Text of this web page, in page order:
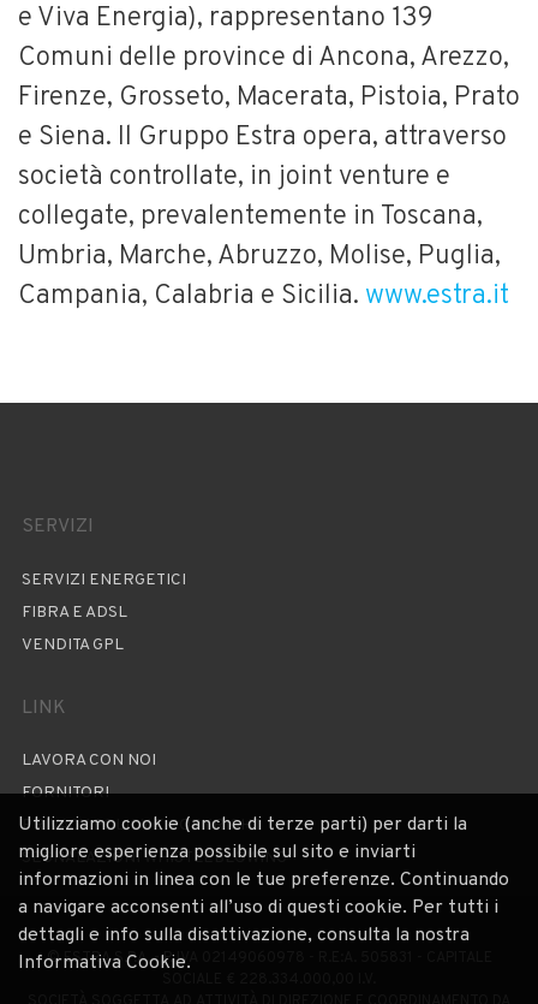
e Viva Energia), rappresentano 139
Comuni delle province di Ancona, Arezzo,
Firenze, Grosseto, Macerata, Pistoia, Prato
e Siena. Il Gruppo Estra opera, attraverso
società controllate, in joint venture e
collegate, prevalentemente in Toscana,
Umbria, Marche, Abruzzo, Molise, Puglia,
Campania, Calabria e Sicilia. www.estra.it
SERVIZI
SERVIZI ENERGETICI
FIBRA E ADSL
VENDITA GPL
LINK
LAVORA CON NOI
FORNITORI
PRIVACY POLICY E COPYRIGHT
SEGNALAZIONI WHISTLEBLOWING
© ESTRA S.P.A. - P. IVA 02149060978 - R.E:A. 505831 - CAPITALE
Utilizziamo cookie (anche di terze parti) per darti la
migliore esperienza possibile sul sito e inviarti
informazioni in linea con le tue preferenze. Continuando
a navigare acconsenti all’uso di questi cookie. Per tutti i
dettagli e info sulla disattivazione, consulta la nostra
Informativa Cookie.